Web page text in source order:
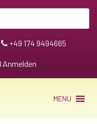
+49 174 9494665
Anmelden
MENU